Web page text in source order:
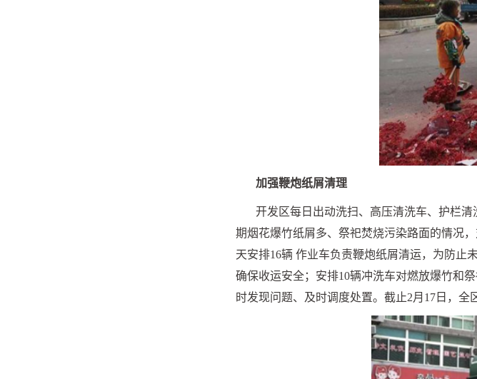
加强鞭炮纸屑清理
开发区每日出动洗扫、高压清洗车、护栏清
期烟花爆竹纸屑多、祭祀焚烧污染路面的情况
天安排16辆 作业车负责鞭炮纸屑清运，为防止
确保收运安全；安排10辆冲洗车对燃放爆竹和
时发现问题、及时调度处置。截止2月 17日，全